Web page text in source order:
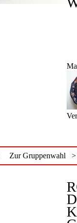
Zur Gruppenwahl >